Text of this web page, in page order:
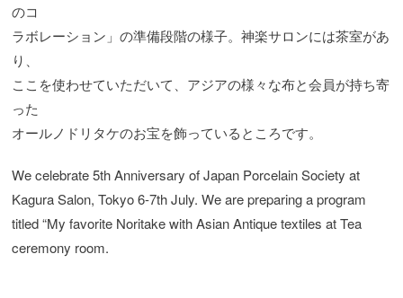
のコ
ラボレーション」の準備段階の様子。神楽サロンには茶室があ
り、
ここを使わせていただいて、アジアの様々な布と会員が持ち寄
った
オールノドリタケのお宝を飾っているところです。
We celebrate 5th Anniversary of Japan Porcelain Society at
Kagura Salon, Tokyo 6-7th July. We are preparing a program
titled “My favorite Noritake with Asian Antique textiles at Tea
ceremony room.